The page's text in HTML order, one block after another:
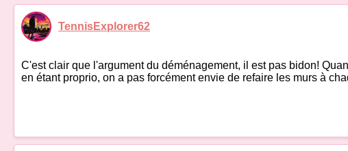
TennisExplorer62
C'est clair que l'argument du déménagement, il est pas bidon!
en étant proprio, on a pas forcément envie de refaire les murs à